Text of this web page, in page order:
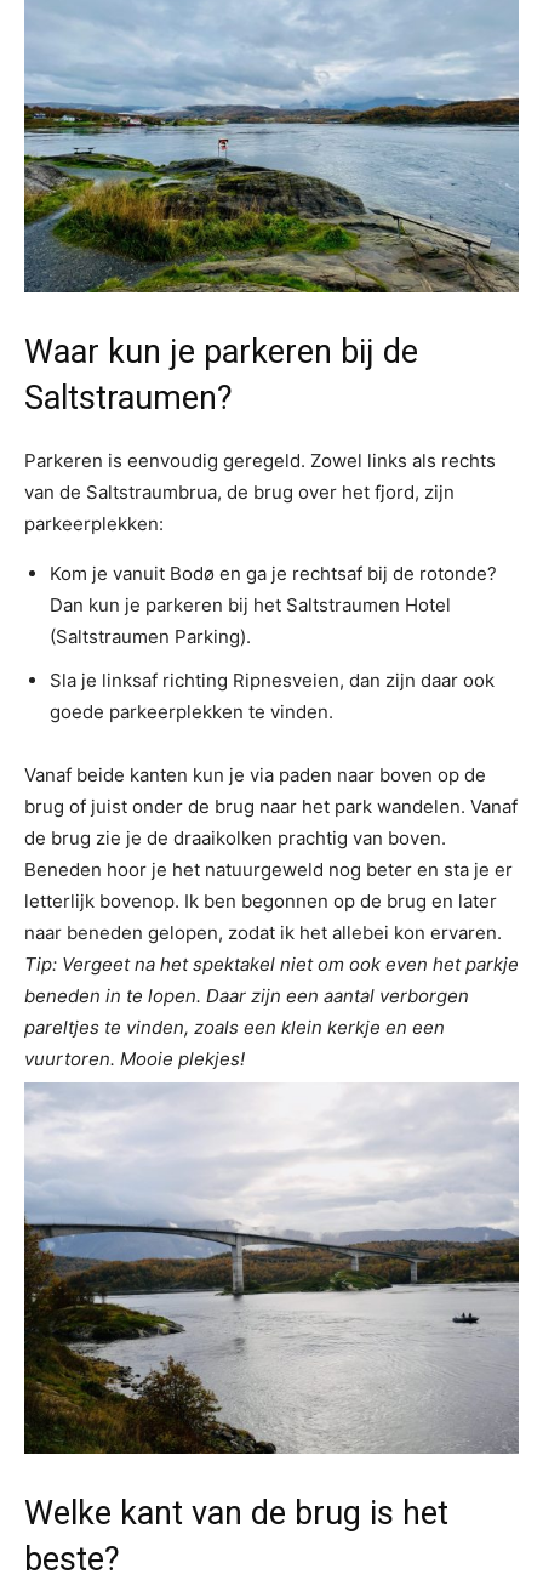
Waar kun je parkeren bij de
Saltstraumen?
Parkeren is eenvoudig geregeld. Zowel links als rechts
van de Saltstraumbrua, de brug over het fjord, zijn
parkeerplekken:
Kom je vanuit Bodø en ga je rechtsaf bij de rotonde?
Dan kun je parkeren bij het Saltstraumen Hotel
(Saltstraumen Parking).
Sla je linksaf richting Ripnesveien, dan zijn daar ook
goede parkeerplekken te vinden.
Vanaf beide kanten kun je via paden naar boven op de
brug of juist onder de brug naar het park wandelen. Vanaf
de brug zie je de draaikolken prachtig van boven.
Beneden hoor je het natuurgeweld nog beter en sta je er
letterlijk bovenop. Ik ben begonnen op de brug en later
naar beneden gelopen, zodat ik het allebei kon ervaren.
Tip: Vergeet na het spektakel niet om ook even het parkje
beneden in te lopen. Daar zijn een aantal verborgen
pareltjes te vinden, zoals een klein kerkje en een
vuurtoren. Mooie plekjes!
Welke kant van de brug is het
beste?